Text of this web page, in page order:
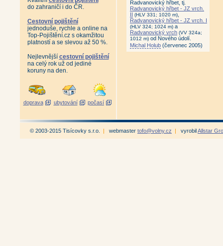
do zahraničí i do ČR.
Cestovní pojištění
jednoduše, rychle a online na
Top-Pojištění.cz s okamžitou
platností a se slevou až 50 %.
Nejlevnější cestovní pojištění
na celý rok už od jediné
koruny na den.
doprava ubytování počasí
Radvanovický hřbet, tj.
Radvanovický hřbet - JZ vrch.
II (HLV 331; 1020 m)
Radvanovický hřbet - JZ vrch. I
(HLV 324; 1024 m) a
Radvanovický vrch (VV 324a;
1012 m) od Nového údolí.
Michal Holub (červenec 2005)
© 2003-2015 Tisícovky s.r.o. | webmaster tofo@volny.cz | vyrobilAllstar